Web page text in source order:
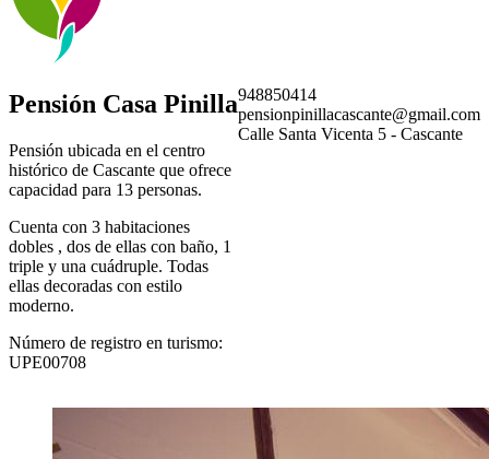
Pensión Casa Pinilla
Pensión ubicada en el centro
histórico de Cascante que ofrece
capacidad para 13 personas.
Cuenta con 3 habitaciones
dobles , dos de ellas con baño, 1
triple y una cuádruple. Todas
ellas decoradas con estilo
moderno.
Número de registro en turismo:
UPE00708
948850414
pensionpinillacascante@gmail.com
Calle Santa Vicenta 5 - Cascante